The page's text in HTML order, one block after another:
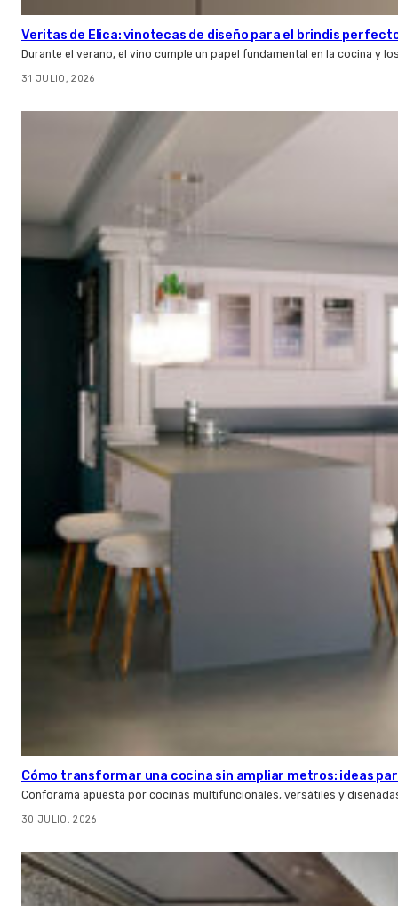
Veritas de Elica: vinotecas de diseño para el brindis
Durante el verano, el vino cumple un papel fundamental en la cocina y
31 JULIO, 2026
Cómo transformar una cocina sin ampliar metros: ideas
Conforama apuesta por cocinas multifuncionales, versátiles y
30 JULIO, 2026